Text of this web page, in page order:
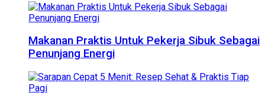
Makanan Praktis Untuk Pekerja Sibuk Sebagai
Penunjang Energi